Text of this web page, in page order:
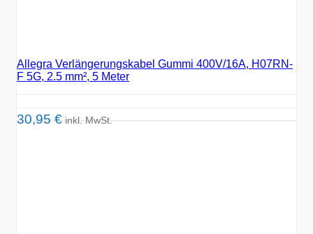
Allegra Verlängerungskabel Gummi 400V/16A, H07RN-
F 5G, 2.5 mm², 5 Meter
30,95 € inkl. MwSt.